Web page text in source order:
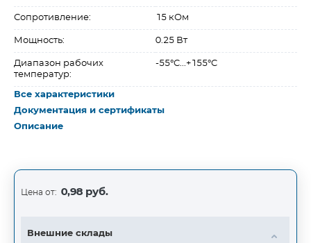
Сопротивление: 15 кОм
Мощность: 0.25 Вт
Диапазон рабочих
температур:
-55°C...+155°C
Все характеристики
Документация и сертификаты
Описание
Цена от: 0,98 руб.
Внешние склады